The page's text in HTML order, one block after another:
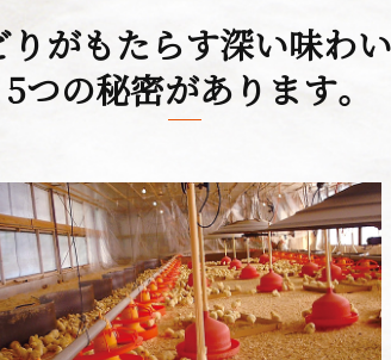
りがもたらす深い味わ
5つの秘密があります。